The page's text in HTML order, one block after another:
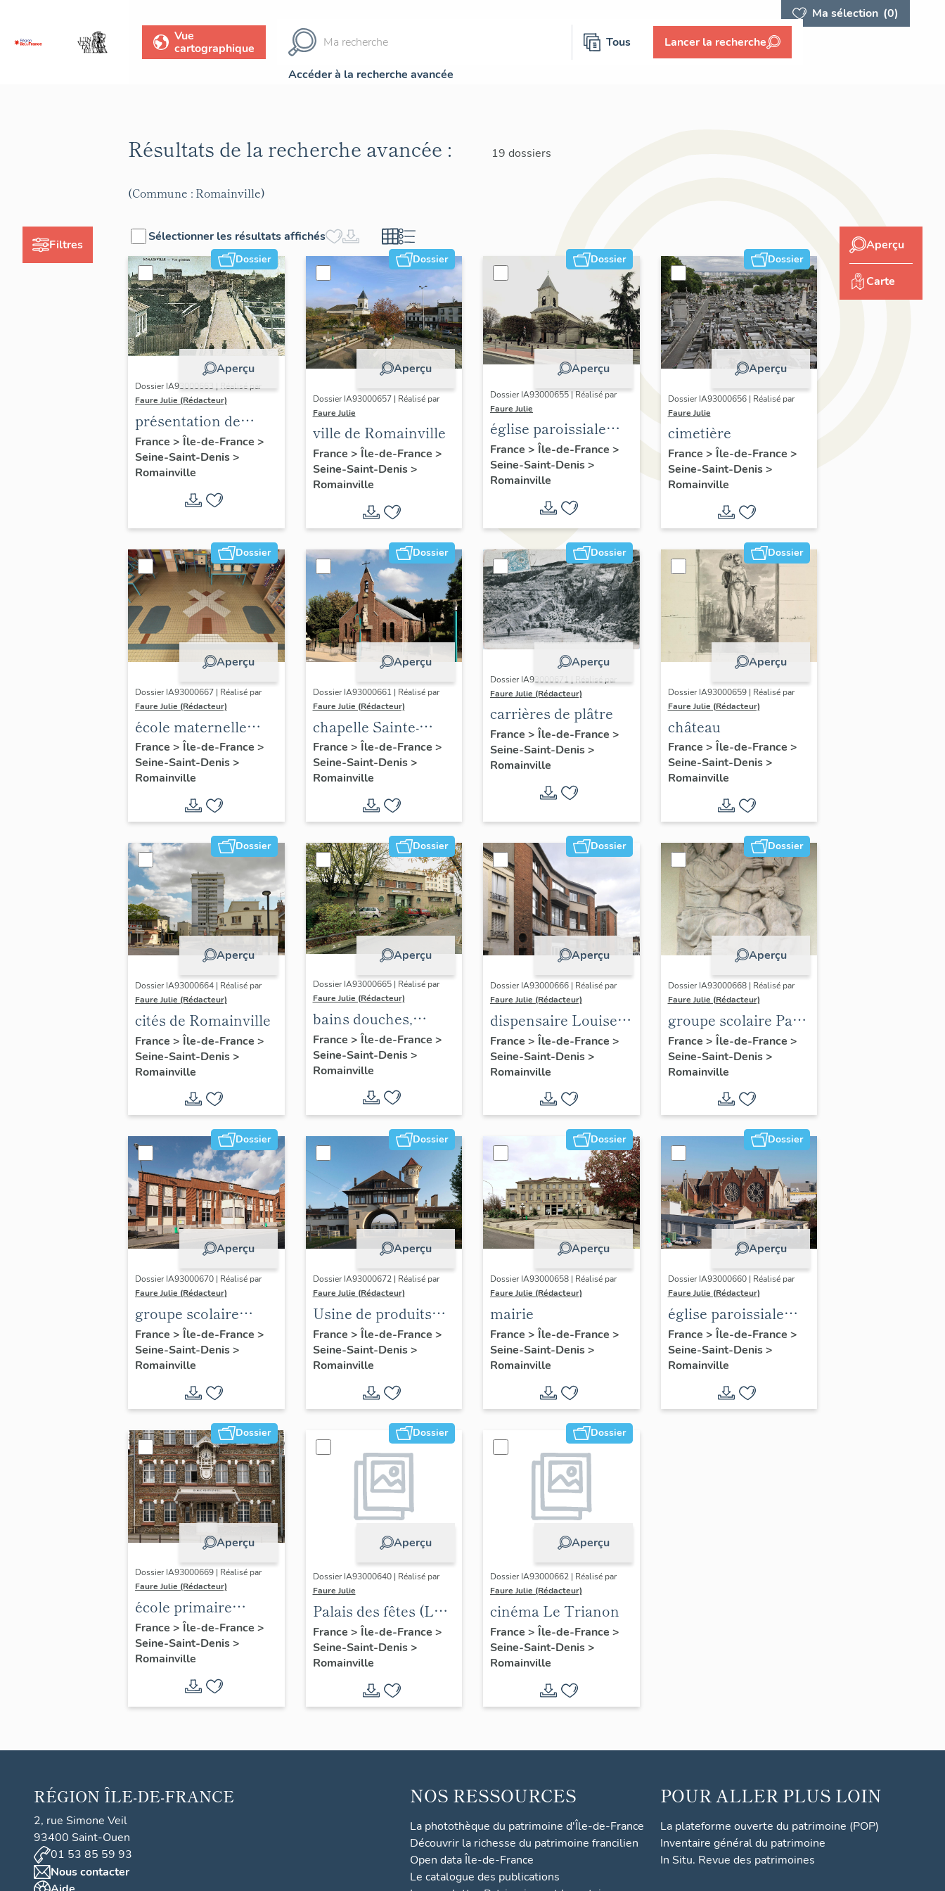
Ma sélection (0)
Vue
cartographique
Tous Lancer la recherche
Accéder à la recherche avancée
Filtres
Résultats de la recherche avancée : 19 dossiers
(Commune : Romainville)
Sélectionner les résultats affichés
Dossier
Aperçu
Dossier IA93000663 | Réalisé par
Faure Julie (Rédacteur)
présentation de
l'inventaire de la
commune de
Romainville
France > Île-de-France >
Seine-Saint-Denis>
Romainville
Dossier
Aperçu
Dossier IA93000657 | Réalisé par
Faure Julie
ville de Romainville
France > Île-de-France >
Seine-Saint-Denis>
Romainville
Dossier
Aperçu
Dossier IA93000655 | Réalisé par
Faure Julie
église paroissiale
Saint-Germain-
L'Auxerrois
France > Île-de-France >
Seine-Saint-Denis>
Romainville
Dossier
Aperçu
Dossier IA93000656 | Réalisé par
Faure Julie
cimetière
France > Île-de-France >
Seine-Saint-Denis>
Romainville
Dossier
Aperçu
Dossier IA93000667 | Réalisé par
Faure Julie (Rédacteur)
école maternelle
Danièle Casanova
France > Île-de-France >
Seine-Saint-Denis>
Romainville
Dossier
Aperçu
Dossier IA93000661 | Réalisé par
Faure Julie (Rédacteur)
chapelle Sainte-
Solange
France > Île-de-France >
Seine-Saint-Denis>
Romainville
Dossier
Aperçu
Dossier IA93000671 | Réalisé par
Faure Julie (Rédacteur)
carrières de plâtre
France > Île-de-France >
Seine-Saint-Denis>
Romainville
Dossier
Aperçu
Dossier IA93000659 | Réalisé par
Faure Julie (Rédacteur)
château
France > Île-de-France >
Seine-Saint-Denis>
Romainville
Dossier
Aperçu
Dossier IA93000664 | Réalisé par
Faure Julie (Rédacteur)
cités de Romainville
France > Île-de-France >
Seine-Saint-Denis>
Romainville
Dossier
Aperçu
Dossier IA93000665 | Réalisé par
Faure Julie (Rédacteur)
bains douches,
actuellement centre
médico-social
France > Île-de-France >
Seine-Saint-Denis>
Romainville
Dossier
Aperçu
Dossier IA93000666 | Réalisé par
Faure Julie (Rédacteur)
dispensaire Louise
Michel
France > Île-de-France >
Seine-Saint-Denis>
Romainville
Dossier
Aperçu
Dossier IA93000668 | Réalisé par
Faure Julie (Rédacteur)
groupe scolaire Paul
Langevin
France > Île-de-France >
Seine-Saint-Denis>
Romainville
Dossier
Aperçu
Dossier IA93000670 | Réalisé par
Faure Julie (Rédacteur)
groupe scolaire
Charcot-Barbusse
France > Île-de-France >
Seine-Saint-Denis>
Romainville
Dossier
Aperçu
Dossier IA93000672 | Réalisé par
Faure Julie (Rédacteur)
Usine de produits
pharmaceutiques
Roussel-Uclaf, puis
Sanofi-Aventis
France > Île-de-France >
Seine-Saint-Denis>
Romainville
Dossier
Aperçu
Dossier IA93000658 | Réalisé par
Faure Julie (Rédacteur)
mairie
France > Île-de-France >
Seine-Saint-Denis>
Romainville
Dossier
Aperçu
Dossier IA93000660 | Réalisé par
Faure Julie (Rédacteur)
église paroissiale
Saint-Luc-des-
Champs
France > Île-de-France >
Seine-Saint-Denis>
Romainville
Dossier
Aperçu
Dossier IA93000669 | Réalisé par
Faure Julie (Rédacteur)
école primaire
Fraternité-Aubin
France > Île-de-France >
Seine-Saint-Denis>
Romainville
Dossier
Aperçu
Dossier IA93000640 | Réalisé par
Faure Julie
Palais des fêtes (Le
Pavillon)
France > Île-de-France >
Seine-Saint-Denis>
Romainville
Dossier
Aperçu
Dossier IA93000662 | Réalisé par
Faure Julie (Rédacteur)
cinéma Le Trianon
France > Île-de-France >
Seine-Saint-Denis>
Romainville
Aperçu
Carte
RÉGION ÎLE-DE-FRANCE
2, rue Simone Veil
93400 Saint-Ouen
01 53 85 59 93
Nous contacter
NOS RESSOURCES
La photothèque du patrimoine d'Île-de-France
Découvrir la richesse du patrimoine francilien
Open data Île-de-France
Le catalogue des publications
POUR ALLER PLUS LOIN
La plateforme ouverte du patrimoine (POP)
Inventaire général du patrimoine
In Situ. Revue des patrimoines